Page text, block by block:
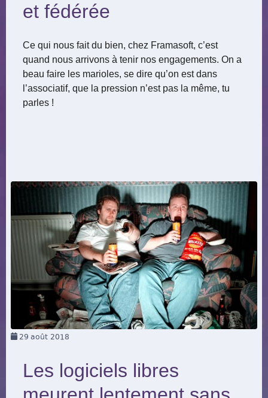
et fédérée
Ce qui nous fait du bien, chez Framasoft, c’est
quand nous arrivons à tenir nos engagements. On a
beau faire les marioles, se dire qu’on est dans
l’associatif, que la pression n’est pas la même, tu
parles !
29 août 2018
Les logiciels libres